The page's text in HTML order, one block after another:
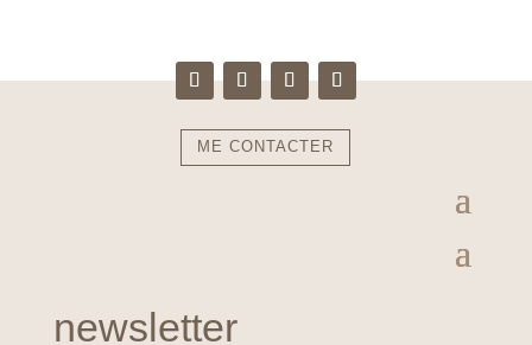
ME CONTACTER
newsletter